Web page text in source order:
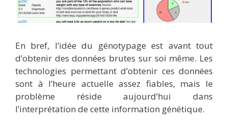
En bref, l’idée du génotypage est avant tout
d’obtenir des données brutes sur soi même. Les
technologies permettant d’obtenir ces données
sont à l’heure actuelle assez fiables, mais le
problème réside aujourd’hui dans
l’interprétation de cette information génétique.